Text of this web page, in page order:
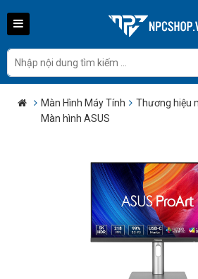
Màn Hình Máy Tính
Thương hiệu
Màn hình ASUS